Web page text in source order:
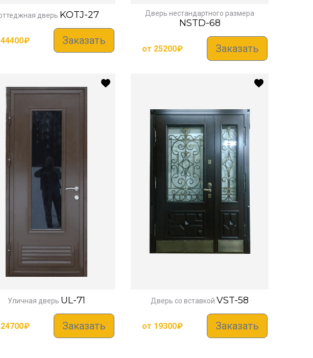
дверь KOTJ-27
44400₽ Заказать
Дверь нестандартного размера
NSTD-68
от 25200₽ Заказать
Уличная дверь UL-71
24700₽ Заказать
Дверь со вставкой VST-58
от 19300₽ Заказать